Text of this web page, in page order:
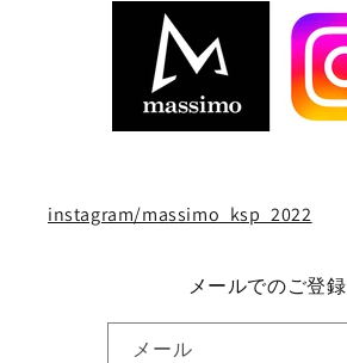
instagram/massimo_ksp_2022
メールでのご登録
メール